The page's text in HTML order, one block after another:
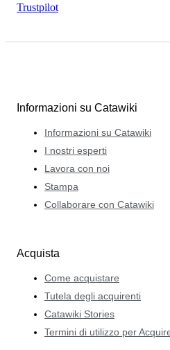
Trustpilot
Informazioni su Catawiki
Informazioni su Catawiki
I nostri esperti
Lavora con noi
Stampa
Collaborare con Catawiki
Acquista
Come acquistare
Tutela degli acquirenti
Catawiki Stories
Termini di utilizzo per